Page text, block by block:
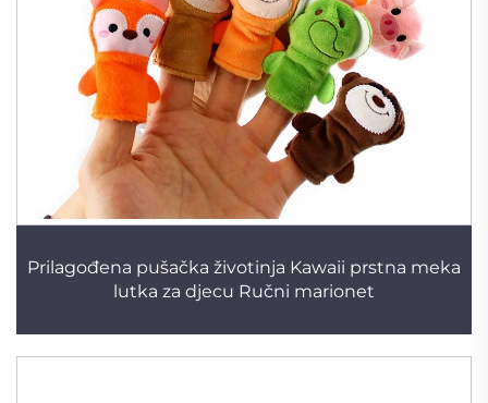
Prilagođena pušačka životinja Kawaii prstna meka
lutka za djecu Ručni marionet